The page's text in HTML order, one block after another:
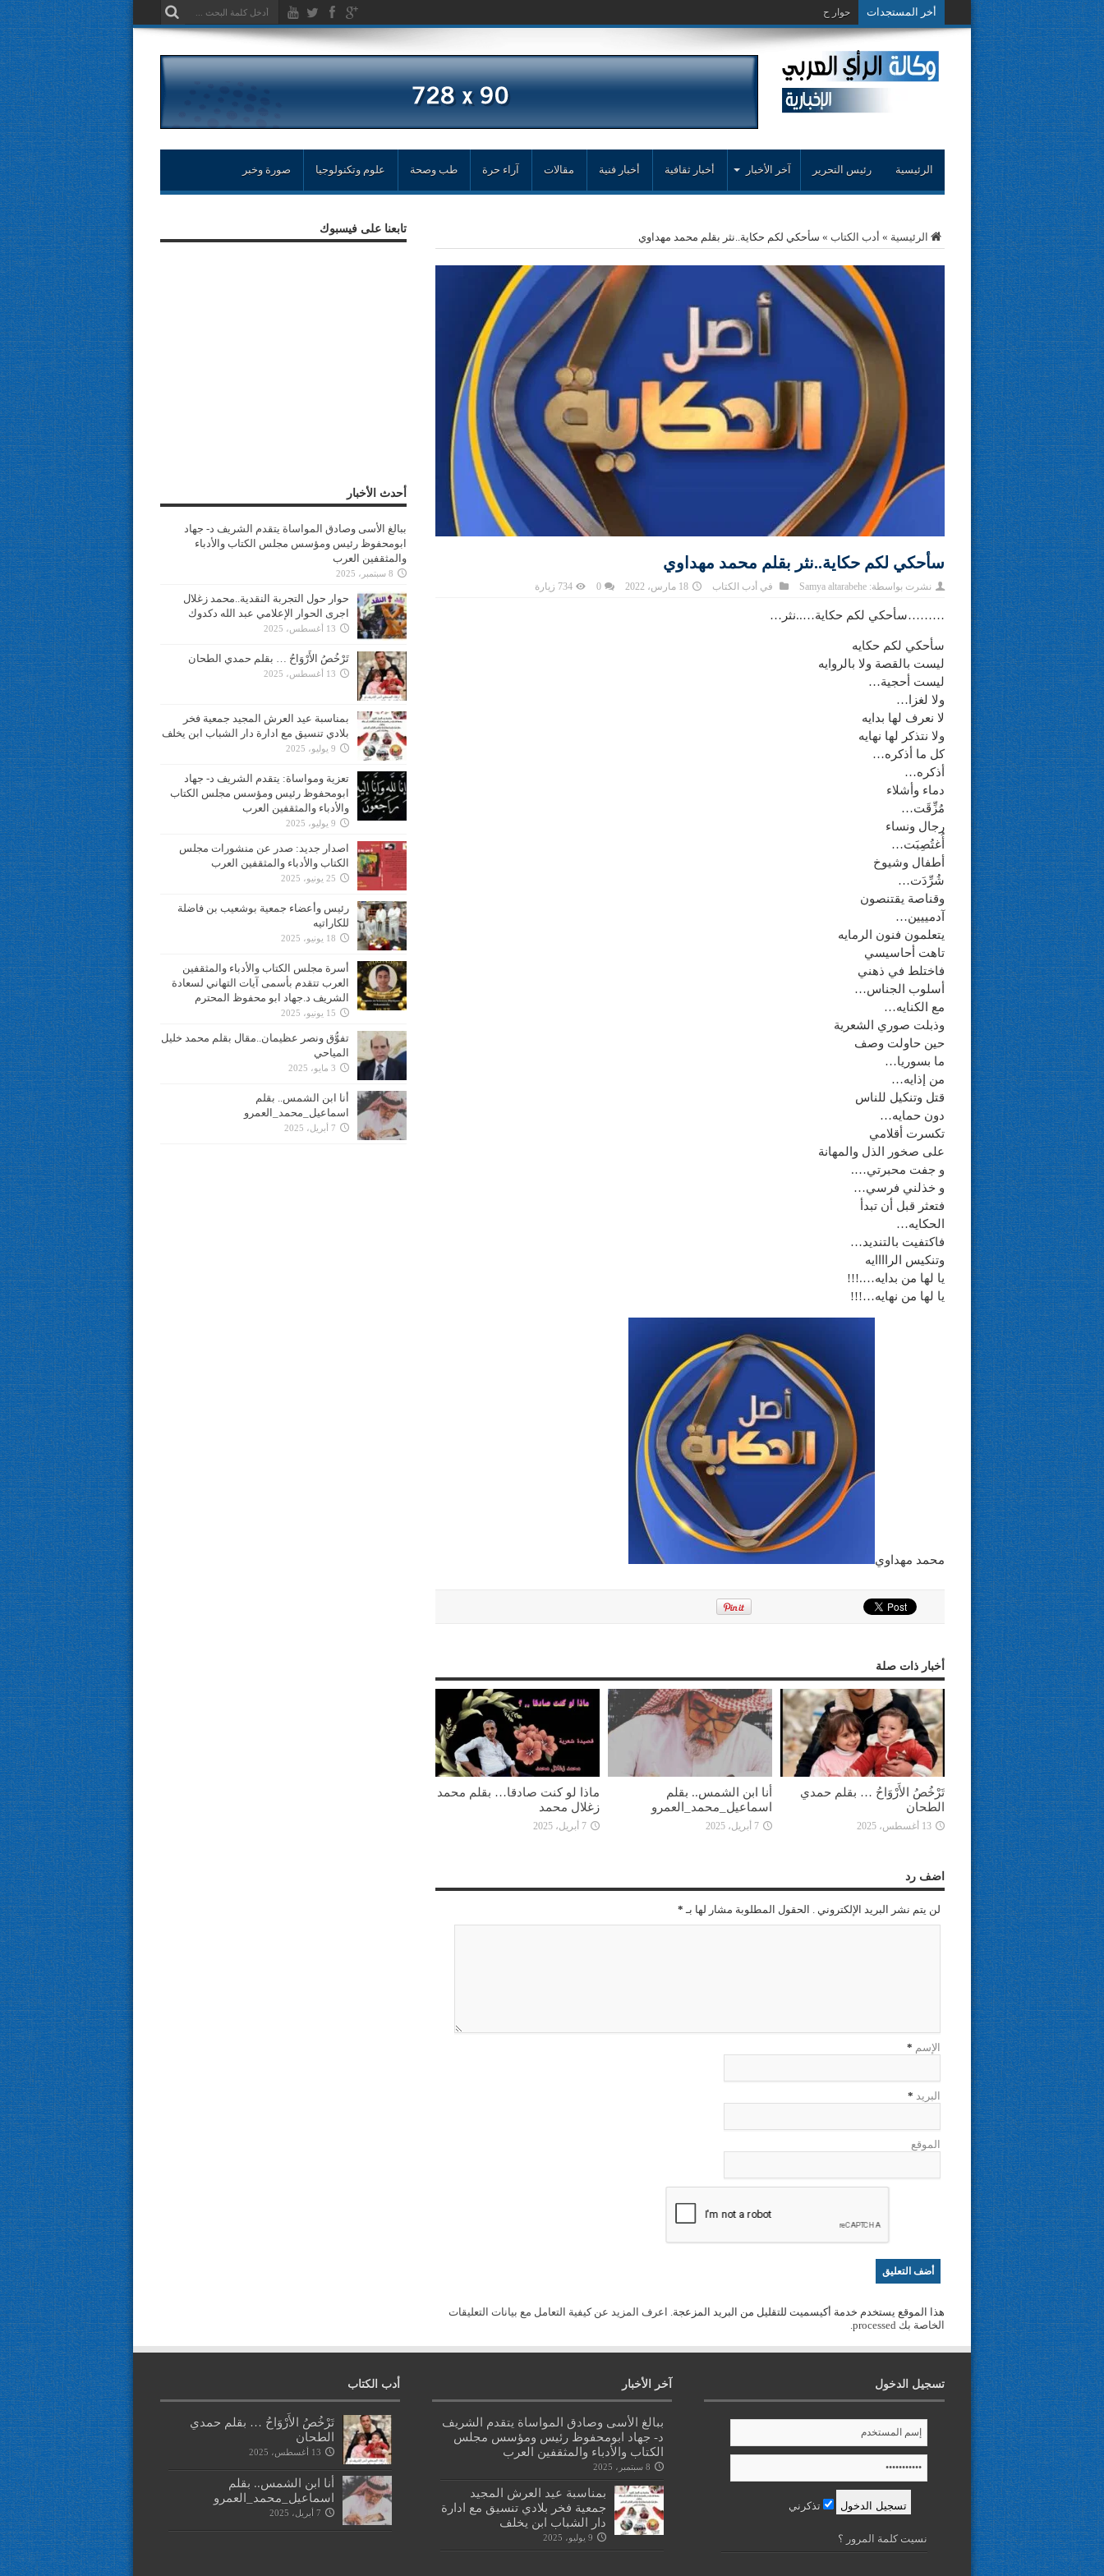
أخر المستجدات حوار حول التجربة النق
الرئيسية رئيس التحرير آخر الأخبار أخبار ثقافية أخبار فنية مقالات آراء حرة طب وصحة علوم وتكنولوجيا صورة وخبر
الرئيسية » أدب الكتاب » سأحكي لكم حكاية..نثر بقلم محمد مهداوي
سأحكي لكم حكاية..نثر بقلم محمد مهداوي
نشرت بواسطة:Samya altarabehe في أدب الكتاب 18 مارس، 2022 0 734 زيارة
………سأحكي لكم حكاية…..نثر…
سأحكي لكم حكايه
ليست بالقصة ولا بالروايه
ليست أحجية…
ولا لغزا…
لا نعرف لها بدايه
ولا نتذكر لها نهايه
كل ما أذكره…
أذكره…
دماء وأشلاء
مُزِّقَت…
رجال ونساء
أُغتُصِبَت…
أطفال وشيوخ
شُرِّدَت…
وقناصة يقتنصون
آدمييين…
يتعلمون فنون الرمايه
تاهت أحاسيسي
فاختلط في ذهني
أسلوب الجناس…
مع الكنايه…
وذبلت صوري الشعرية
حين حاولت وصف
ما بسوريا…
من إذايه…
قتل وتنكيل للناس
دون حمايه…
تكسرت أقلامي
على صخور الذل والمهانة
و جفت محبرتي….
و خذلني فرسي…
فتعثر قبل أن تبدأ
الحكايه…
فاكتفيت بالتنديد…
وتنكيس الراااايه
يا لها من بدايه….!!!
يا لها من نهايه…!!!
محمد مهداوي
أخبار ذات صلة
تَرْخُصُ الأَرْوَاحُ … بقلم حمدي
الطحان
13 أغسطس، 2025
أنا ابن الشمس.. بقلم
اسماعيل_محمد_العمرو
7 أبريل، 2025
ماذا لو كنت صادقا… بقلم محمد
زغلال محمد
7 أبريل، 2025
اضف رد
لن يتم نشر البريد الإلكتروني . الحقول المطلوبة مشار لها بـ *
الإسم *
البريد *
الموقع
هذا الموقع يستخدم خدمة أكيسميت للتقليل من البريد المزعجة. اعرف المزيد عن كيفية التعامل مع بيانات التعليقات
الخاصة بك processed
.
تابعنا على فيسبوك
أحدث الأخبار
ببالغ الأسى وصادق المواساة يتقدم الشريف د- جهاد
ابومحفوظ رئيس ومؤسس مجلس الكتاب والأدباء
والمثقفين العرب
8 سبتمبر، 2025
حوار حول التجربة النقدية..محمد زغلال
اجرى الحوار الإعلامي عبد الله دكدوك
13 أغسطس، 2025
تَرْخُصُ الأَرْوَاحُ … بقلم حمدي الطحان
13 أغسطس، 2025
بمناسبة عيد العرش المجيد جمعية فخر
بلادي تنسيق مع ادارة دار الشباب ابن يخلف
9 يوليو، 2025
تعزية ومواساة: يتقدم الشريف د- جهاد
ابومحفوظ رئيس ومؤسس مجلس الكتاب
والأدباء والمثقفين العرب
9 يوليو، 2025
اصدار جديد: صدر عن منشورات مجلس
الكتاب والأدباء والمثقفين العرب
25 يونيو، 2025
رئيس وأعضاء جمعية بوشعيب بن فاضلة
للكاراتيه
18 يونيو، 2025
أسرة مجلس الكتاب والأدباء والمثقفين
العرب تتقدم بأسمى آيات التهاني لسعادة
الشريف د.جهاد ابو محفوظ المحترم
15 يونيو، 2025
تفوُّق ونصر عظيمان..مقال بقلم محمد خليل
المياحي
3 مايو، 2025
أنا ابن الشمس.. بقلم
اسماعيل_محمد_العمرو
7 أبريل، 2025
تسجيل الدخول
تذكرني
نسيت كلمة المرور ؟
آخر الأخبار
ببالغ الأسى وصادق المواساة يتقدم الشريف
د- جهاد ابومحفوظ رئيس ومؤسس مجلس
الكتاب والأدباء والمثقفين العرب
8 سبتمبر، 2025
بمناسبة عيد العرش المجيد
جمعية فخر بلادي تنسيق مع ادارة
دار الشباب ابن يخلف
9 يوليو، 2025
أدب الكتاب
تَرْخُصُ الأَرْوَاحُ … بقلم حمدي
الطحان
13 أغسطس، 2025
أنا ابن الشمس.. بقلم
اسماعيل_محمد_العمرو
7 أبريل، 2025